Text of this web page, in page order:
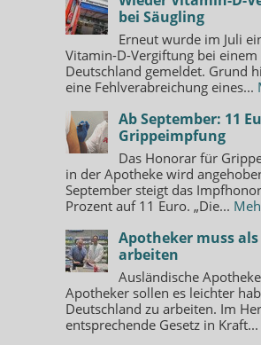
bei Säugling
Erneut wurde im Juli
Vitamin-D-Vergiftung bei einem
Deutschland gemeldet. Grund
eine Fehlverabreichung eines...
Ab September: 11
Grippeimpfung
Das Honorar für
in der Apotheke wird
September steigt das
Prozent auf 11 Euro. „Die...
Apotheker muss als
arbeiten
Ausländische
Apotheker sollen es leichter
Deutschland zu arbeiten. Im
entsprechende Gesetz in Kraft...